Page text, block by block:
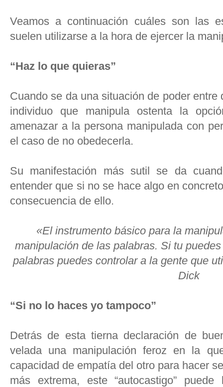
Veamos a continuación cuáles son las
suelen utilizarse a la hora de ejercer la
“Haz lo que quieras”
Cuando se da una situación de poder
individuo que manipula ostenta la
amenazar a la persona manipulada con
el caso de no obedecerla.
Su manifestación más sutil se da
entender que si no se hace algo en
consecuencia de ello.
«El instrumento básico para la
manipulación de las palabras. Si tu
palabras puedes controlar a la gente que
Dick
“Si no lo haces yo tampoco”
Detrás de esta tierna declaración de
velada una manipulación feroz en la
capacidad de empatía del otro para hacer
más extrema, este “autocastigo”